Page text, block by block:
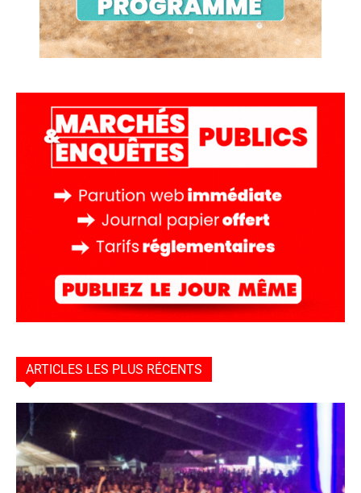
ARTICLES LES PLUS RÉCENTS